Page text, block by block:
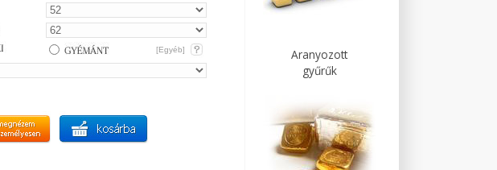
[Egyéb]
Aranyozott
gyűrűk